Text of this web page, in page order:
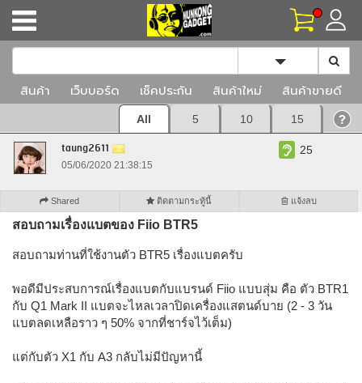
Toggle
สินค้า เว็บบอร์ด เช็คประกัน สินค้าใหม่ สินค้าขายดี
All 5 10 15
taung2611
05/06/2020 21:38:15
25
Shared ติดตามกระทู้นี้ แจ้งลบ
สอบถามเรื่องแบตของ Fiio BTR5
สอบถามท่านที่ใช้งานตัว BTR5 เรื่องแบตครับ
พอดีมีประสบการณ์เรื่องแบตกับแบรนด์ Fiio แบบสุ่ม คือ ตัว BTR1
กับ Q1 Mark II แบตจะไหลเวลาปิดเครื่องแสตนด์บาย (2 - 3 วัน
แบตลดเหลือราว ๆ 50% จากที่ชาร์จไว้เต็ม)
แต่กับตัว X1 กับ A3 กลับไม่มีปัญหานี้